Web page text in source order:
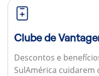
Clube de
Descontos e
SulAmérica cuidarem